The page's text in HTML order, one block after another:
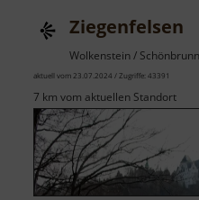
Ziegenfelsen
Wolkenstein /
aktuell vom 23.07.2024 / Zugriffe: 43391
7 km vom aktuellen Standort